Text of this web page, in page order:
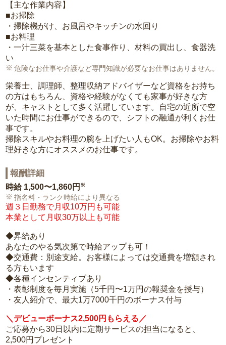
【主な作業内容】
■お掃除
・掃除機がけ、お風呂やキッチンの水回り
■お料理
・一汁三菜を基本とした食事作り、材料の買出し、食器洗
い
危険なお仕事や介護など専門知識が必要なお仕事はありません。
栄養士、調理師、整理収納アドバイザーなど資格をお持ち
の方はもちろん、資格や経験がなくても家事が好きな方
が、キャストとして多く活躍しています。自宅の近所で空
いた時間にお仕事ができるので、シフトの融通が利くお仕
事です。
掃除スキルやお料理の腕を上げたい人もOK。お掃除やお料
理好きな方にオススメのお仕事です。
報酬詳細
時給 1,500〜1,860円 ※
指名料・ランク時給により異なる
週３日勤務で月収10万円も可能
本業として月収30万以上も可能
◆昇給あり
あなたのやる気次第で時給アップも可！
◆交通費：別途支給。お客様によっては交通費を増額され
る方もいます
◆各種インセンティブあり
・表彰制度を毎月実施（5千円〜1万円の報奨金を授与）
・友人紹介で、最大1万7000千円のボーナス付与
＼デビューボーナス2,500円もらえる／
ご応募から30日以内に定期サービスの担当になると、
2,500円プレゼント